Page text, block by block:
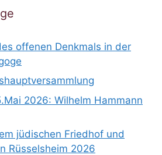
offenen Denkmals in der
2026: Wilhelm Hammann
jüdischen Friedhof und
Rüsselsheim 2026